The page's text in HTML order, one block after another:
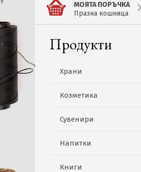
МОЯТА ПОРЪЧКА
Празна кошница
Продукти
Храни
Козметика
Сувенири
Напитки
Книги